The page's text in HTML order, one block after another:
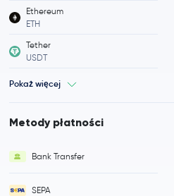
Ethereum
ETH
Tether
USDT
Pokaż więcej
Metody płatności
Bank Transfer
SEPA